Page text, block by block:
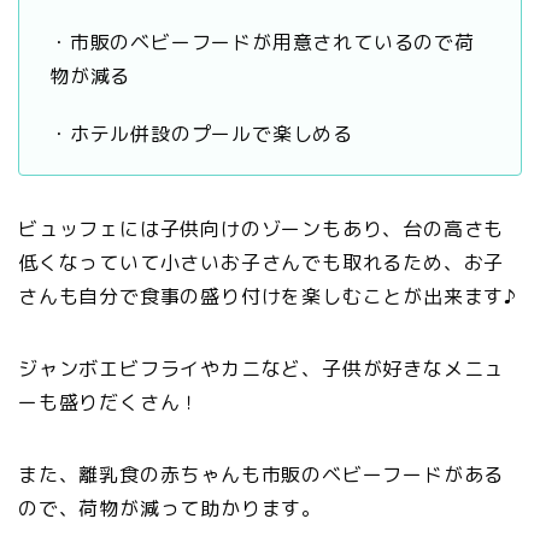
・市販のベビーフードが用意されているので荷
物が減る
・ホテル併設のプールで楽しめる
ビュッフェには子供向けのゾーンもあり、台の高さも
低くなっていて小さいお子さんでも取れるため、お子
さんも自分で食事の盛り付けを楽しむことが出来ます♪
ジャンボエビフライやカニなど、子供が好きなメニュ
ーも盛りだくさん！
また、離乳食の赤ちゃんも市販のベビーフードがある
ので、荷物が減って助かります。